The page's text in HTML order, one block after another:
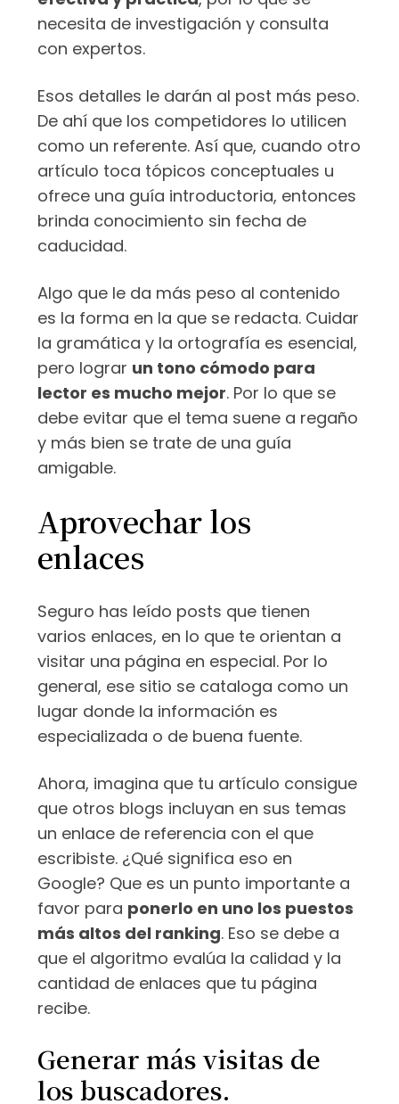
necesita de investigación y consulta
con expertos.
Esos detalles le darán al post más peso.
De ahí que los competidores lo utilicen
como un referente. Así que, cuando otro
artículo toca tópicos conceptuales u
ofrece una guía introductoria, entonces
brinda conocimiento sin fecha de
caducidad.
Algo que le da más peso al contenido
es la forma en la que se redacta. Cuidar
la gramática y la ortografía es esencial,
pero lograr un tono cómodo para
lector es mucho mejor. Por lo que se
debe evitar que el tema suene a regaño
y más bien se trate de una guía
amigable.
Aprovechar los
enlaces
Seguro has leído posts que tienen
varios enlaces, en lo que te orientan a
visitar una página en especial. Por lo
general, ese sitio se cataloga como un
lugar donde la información es
especializada o de buena fuente.
Ahora, imagina que tu artículo consigue
que otros blogs incluyan en sus temas
un enlace de referencia con el que
escribiste. ¿Qué significa eso en
Google? Que es un punto importante a
favor para ponerlo en uno los puestos
más altos del ranking. Eso se debe a
que el algoritmo evalúa la calidad y la
cantidad de enlaces que tu página
recibe.
Generar más visitas de
los buscadores.